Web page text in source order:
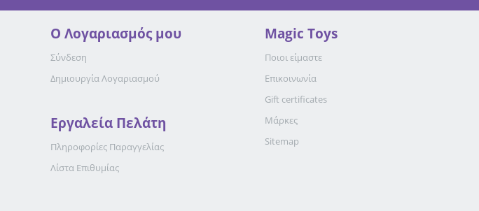
Ο Λογαριασμός μου
Σύνδεση
Δημιουργία Λογαριασμού
Εργαλεία Πελάτη
Πληροφορίες Παραγγελίας
Λίστα Επιθυμίας
Magic Toys
Ποιοι είμαστε
Επικοινωνία
Gift certificates
Μάρκες
Sitemap